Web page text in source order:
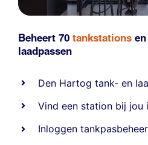
Beheert 70 tankstations
laadpassen
Den Hartog tank- en
Vind een station bij jou
Inloggen tankpasbeheer